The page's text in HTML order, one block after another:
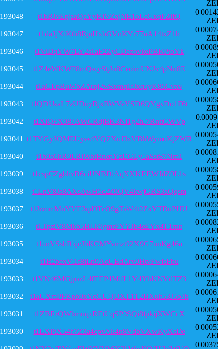
193048
t1bRJvEpjzaQaYyKiVZxjNE1oLcGxqFZifQ
193047
t1da3jXiKtb8RjoHxbGVnKYr77oA14txZ1h
193046
t1ViDqYW7LY2s1aF2ZyCDezovkePBKPtoYk
193045
t1Z4eWKWF8mQwyStjJo8CeoimUNJv4pNn8E
193044
t1aGEpBuWbZArnj2wSxmq1fJxquyK85Cvxv
193043
t1QDUsaL7zUDuyBjxBWVeVSD6QYgvDo1F6t
193042
t1XiQFX987AWCRdjRK3Nf1g2hJ7RnttCWVp
193041 t1TYGy8QMEUyes4VQZXoJ3xVBhWymuKjZWR
193040
t1b9o5hR9LRiWbtRnepYzDGLy5aSstS7Nm1
193039
t1cspCZgbhvB6ciUNBDiAqXXKREWJdZ9Lbs
193038
t1LnV8Js8AXsAwH5c2Z9QV4kwjGRS3aQqsm
193037
t1JzmmMnYVE3qd9TeQ9gTsW4t2ZxYTBuPHU
193036
t1TpziV8Mkb5HLk7gmrFYYJb4eEYx4T1rnn
193035
t1anVSshRkjeJbKCMYvmzt92X9G7nnKg46a
193034
t1R2bexVi1f8iLn9AoUEdArv9HtvFwfsFbu
193033
t1VN46MGjpszL4fEEP4MifL1Y4YhKNVdTZ3
193032
t1aUXmPFKpb9xYcGUQUXT1T2HXuh53J5o7h
193031
t1ZBRrQWbmuqxREtUqSP2SQi8fpkijXWCcX
193030
t1LXPtX54h7Z3a4cpvXk4n8VdbVXwKyXsDe